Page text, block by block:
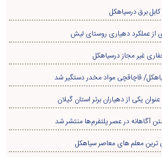
برق درسیاهکل
از عملکرد دهیاری روستای لیش
یکی از دهیاران برتر استان گیلان
آگاهانه در عصر پلتفرم‌ها منتشر شد
ترین معلم های معاصر سیاهکل